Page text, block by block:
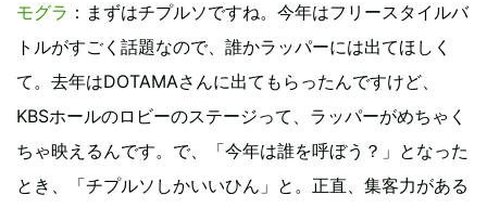
モグラ ：まずはチプルソですね。今年はフリースタイルバ
トルがすごく話題なので、誰かラッパーには出てほしく
て。去年はDOTAMAさんに出てもらったんですけど、
KBSホールのロビーのステージって、ラッパーがめちゃく
ちゃ映えるんです。で、「今年は誰を呼ぼう？」となった
とき、「チプルソしかいいひん」と。正直、集客力がある